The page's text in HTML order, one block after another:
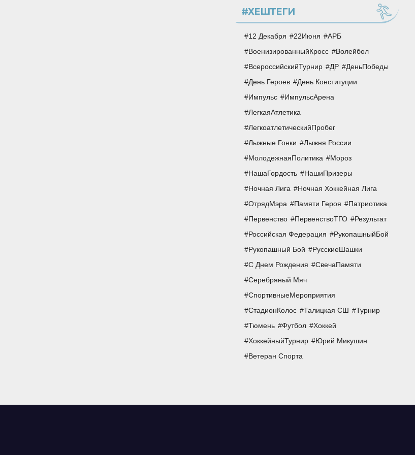
#ХЕШТЕГИ
12 Декабря 22Июня
АРБ
ВоенизированныйКросс
Волейбол
ВсероссийскийТурнир
ДР
ДеньПобеды
День Героев
День Конституции
Импульс
ИмпульсАрена
ЛегкаяАтлетика
ЛегкоатлетическийПробег
Лыжные Гонки
Лыжня России
МолодежнаяПолитика
Мороз
НашаГордость
НашиПризеры
Ночная Лига
Ночная Хоккейная Лига
ОтрядМэра
Памяти Героя
Патриотика
Первенство
ПервенствоТГО
Результат
Российская Федерация
РукопашныйБой
Рукопашный Бой
РусскиеШашки
С Днем Рождения
СвечаПамяти
Серебряный Мяч
СпортивныеМероприятия
СтадионКолос
Талицкая СШ
Турнир
Тюмень
Футбол
Хоккей
ХоккейныйТурнир
Юрий Микушин
Ветеран Спорта